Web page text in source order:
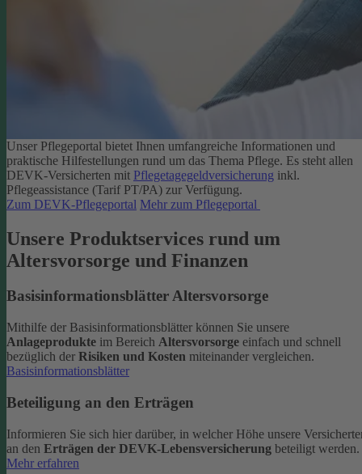
Unser Pflegeportal bietet Ihnen umfangreiche Informationen und
praktische Hilfestellungen rund um das Thema Pflege. Es steht allen
DEVK-Versicherten mit Pflegetagegeldversicherung inkl.
Pflegeassistance (Tarif PT/PA) zur Verfügung.
Zum DEVK-Pflegeportal Mehr zum Pflegeportal
Unsere Produktservices rund um
Altersvorsorge und Finanzen
Basisinformationsblätter Altersvorsorge
Mithilfe der Basisinformationsblätter können Sie unsere
Anlageprodukte im Bereich Altersvorsorge einfach und schnell
bezüglich der Risiken und Kosten miteinander vergleichen.
Basisinformationsblätter
Beteiligung an den Erträgen
Informieren Sie sich hier darüber, in welcher Höhe unsere
an den Erträgen der DEVK-Lebensversicherung beteiligt werden.
Mehr erfahren